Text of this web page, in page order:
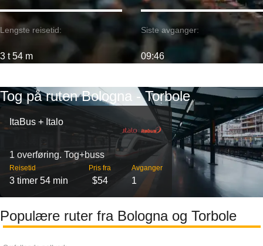
Lengste reisetid:
3 t 54 m
Siste avganger:
09:46
Tog på ruten Bologna - Torbole
ItaBus + Italo
1 overføring. Tog+buss
Reisetid
3 timer 54 min
Pris fra
$54
Avganger
1
Populære ruter fra Bologna og Torbole